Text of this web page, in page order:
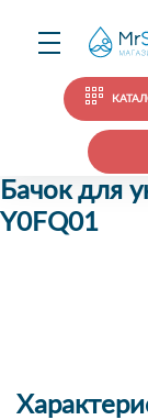
Бачок для
Y0FQ01